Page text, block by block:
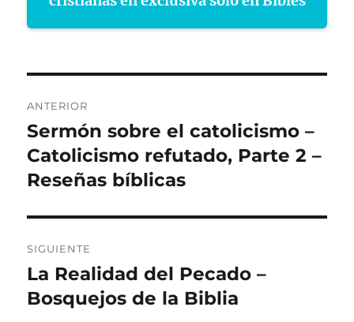
de
entradas
ANTERIOR
Entrada
anterior:
Sermón sobre el catolicismo –
Catolicismo refutado, Parte 2 –
Reseñas bíblicas
SIGUIENTE
Entrada
siguiente:
La Realidad del Pecado –
Bosquejos de la Biblia